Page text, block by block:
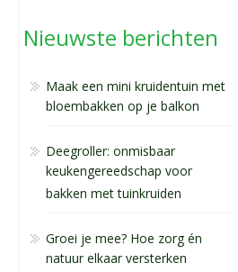
Nieuwste berichten
Maak een mini kruidentuin met
bloembakken op je balkon
Deegroller: onmisbaar
keukengereedschap voor
bakken met tuinkruiden
Groei je mee? Hoe zorg én
natuur elkaar versterken